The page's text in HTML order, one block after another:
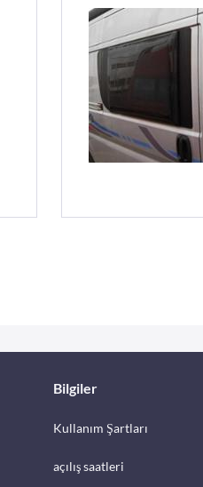
Bilgiler
Kullanım Şartları
açılış saatleri